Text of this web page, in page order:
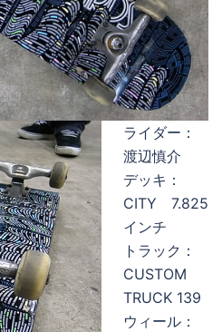
ライダー：
渡辺慎介
デッキ：
CITY 7.825
インチ
トラック：
CUSTOM
TRUCK 139
ウィール：